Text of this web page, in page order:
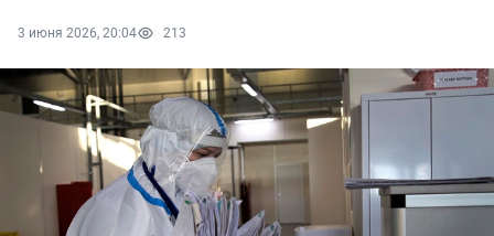
3 июня 2026, 20:04 213